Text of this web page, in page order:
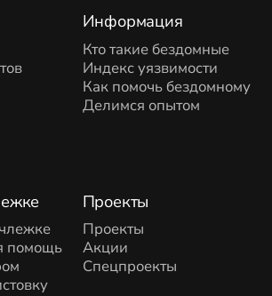
помощь
Проекты
Проекты
Акции
Спецпроекты
Информация
Кто такие бездомные
Индекс уязвимости
Как помочь бездомному
Делимся опытом